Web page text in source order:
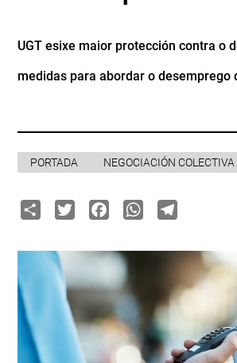
UGT esixe maior protección contra o
medidas para abordar o desemprego
PORTADA NEGOCIACIÓN COLECTIVA
ShareTwitterFacebook